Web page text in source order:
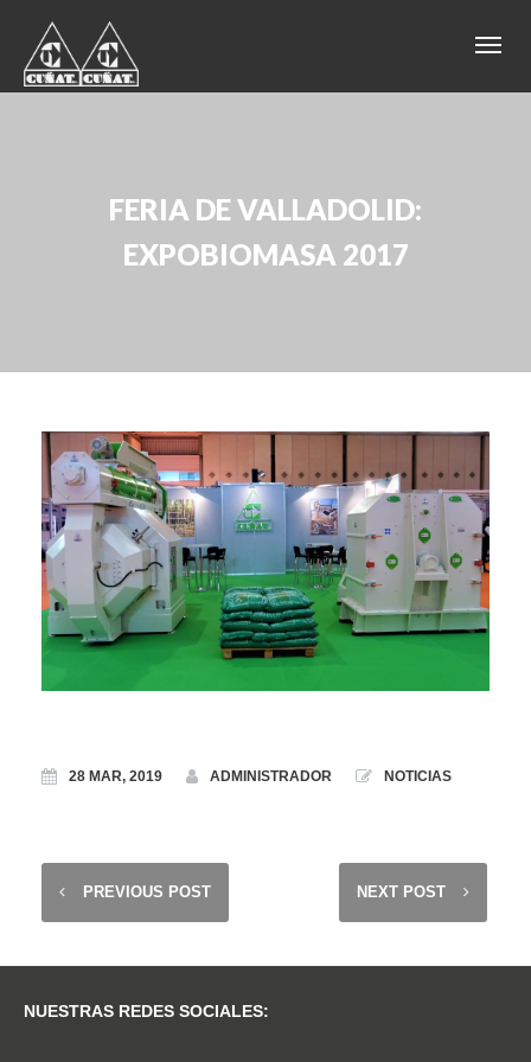
FERIA DE VALLADOLID:
EXPOBIOMASA 2017
28 MAR, 2019 ADMINISTRADOR NOTICIAS
PREVIOUS POST NEXT POST
NUESTRAS REDES SOCIALES: